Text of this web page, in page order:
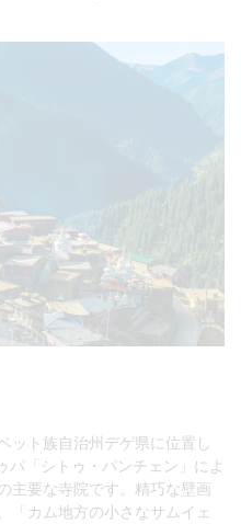
ット族自治州デゲ県に位置し
パ「シトゥ・パンチェン」によ
主要な寺院です。精巧な壁画
「カム地方の小さなサムイェ